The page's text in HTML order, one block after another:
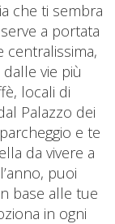
che ti sembra
a portata
centralissima,
vie più
locali di
Palazzo dei
e te
da vivere a
puoi
base alle tue
in ogni